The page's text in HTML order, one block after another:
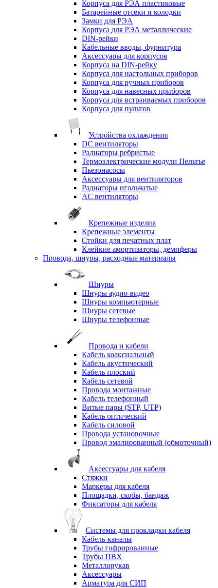
Корпуса для РЭА пластиковые
Батарейные отсеки и колодки
Замки для РЭА
Корпуса для РЭА металлические
DIN-рейки
Кабельные вводы, фурнитура
Аксессуары для корпусов
Корпуса на DIN-рейку
Корпуса для настольных приборов
Корпуса для ручных приборов
Корпуса для навесных приборов
Корпуса для встраиваемых приборов
Корпуса для пультов
Устройства охлаждения
DC вентиляторы
Радиаторы ребристые
Термоэлектрические модули Пельтье
Пьезонасосы
Аксессуары для вентиляторов
Радиаторы игольчатые
AC вентиляторы
Крепежные изделия
Крепежные элементы
Стойки для печатных плат
Клейкие амортизаторы, демпферы
Провода, шнуры, расходные материалы
Шнуры
Шнуры аудио-видео
Шнуры компьютерные
Шнуры сетевые
Шнуры телефонные
Провода и кабели
Кабель коаксиальный
Кабель акустический
Кабель плоский
Кабель сетевой
Провода монтажные
Кабель телефонный
Витые пары (STP, UTP)
Кабель оптический
Кабель силовой
Провода установочные
Провод эмалированный (обмоточный)
Аксессуары для кабеля
Стяжки
Маркеры для кабеля
Площадки, скобы, бандаж
Фиксаторы для кабеля
Системы для прокладки кабеля
Кабель-каналы
Трубы гофрированные
Трубы ПВХ
Металлорукав
Аксессуары
Арматура для СИП